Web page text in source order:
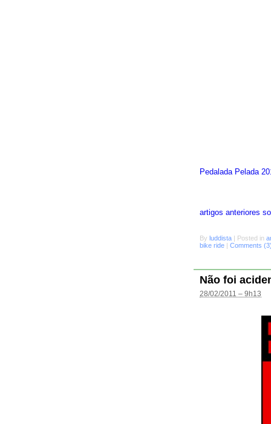
Pedalada Pelada
artigos anteriores
By luddista | Posted in
bike ride | Comments
Não foi
28/02/2011 – 9h13